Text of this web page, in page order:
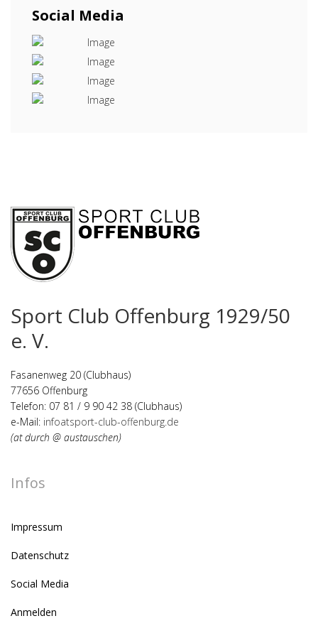
Social Media
Sport Club Offenburg 1929/50
e. V.
Fasanenweg 20 (Clubhaus)
77656 Offenburg
Telefon: 07 81 / 9 90 42 38 (Clubhaus)
e-Mail: infoatsport-club-offenburg.de
(at durch @ austauschen)
Infos
Impressum
Datenschutz
Social Media
Anmelden